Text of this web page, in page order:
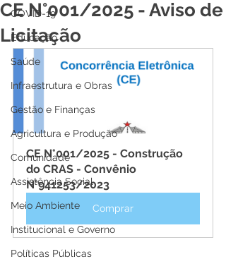
COVID-19
Educação
Saúde
Infraestrutura e Obras
Gestão e Finanças
Agricultura e Produção
Comunidade
Assistência Social
Meio Ambiente
Institucional e Governo
Políticas Públicas
CE N°001/2025 - Aviso de
Licitação
CE N°001/2025 - Construção
do CRAS - Convênio
N°941253/2023
Comprar